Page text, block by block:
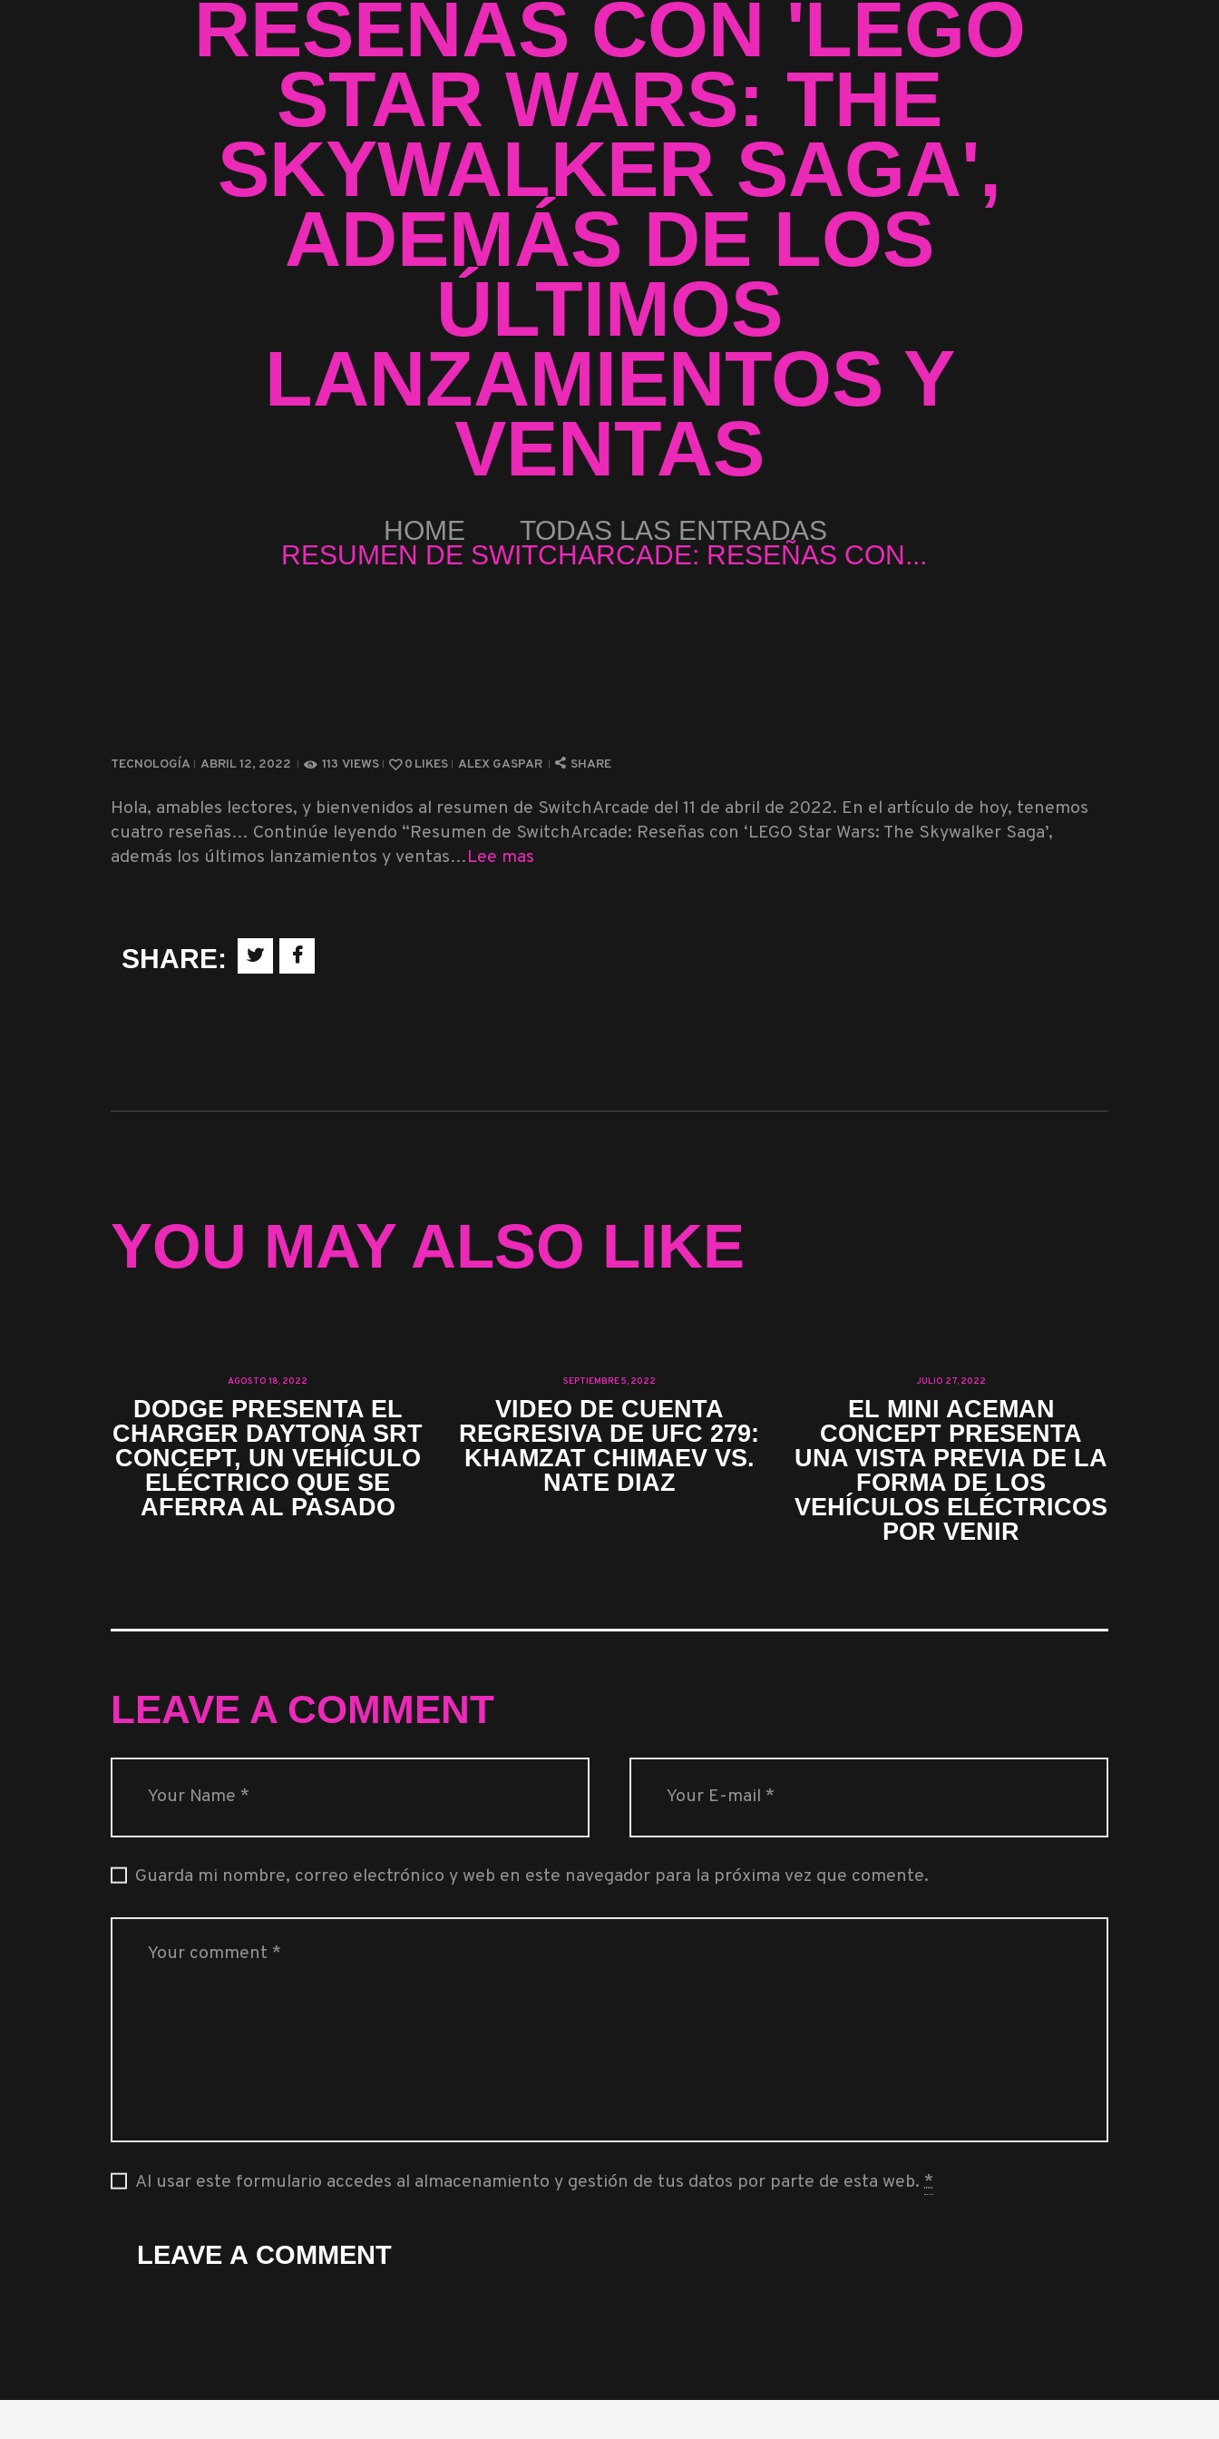
RESEÑAS CON 'LEGO
STAR WARS: THE
SKYWALKER SAGA',
ADEMÁS DE LOS
ÚLTIMOS
LANZAMIENTOS Y
VENTAS
HOME TODAS LAS ENTRADAS
RESUMEN DE SWITCHARCADE: RESEÑAS CON...
TECNOLOGÍA ABRIL 12, 2022 113 VIEWS 0 LIKES ALEX GASPAR SHARE
Hola, amables lectores, y bienvenidos al resumen de SwitchArcade del 11 de abril de 2022. En el artículo de hoy, tenemos
cuatro reseñas… Continúe leyendo “Resumen de SwitchArcade: Reseñas con ‘LEGO Star Wars: The Skywalker Saga’,
además los últimos lanzamientos y ventas…Lee mas
SHARE:
YOU MAY ALSO LIKE
AGOSTO 18, 2022
DODGE PRESENTA EL
CHARGER DAYTONA SRT
CONCEPT, UN VEHÍCULO
ELÉCTRICO QUE SE
AFERRA AL PASADO
SEPTIEMBRE 5, 2022
VIDEO DE CUENTA
REGRESIVA DE UFC 279:
KHAMZAT CHIMAEV VS.
NATE DIAZ
JULIO 27, 2022
EL MINI ACEMAN
CONCEPT PRESENTA
UNA VISTA PREVIA DE LA
FORMA DE LOS
VEHÍCULOS ELÉCTRICOS
POR VENIR
LEAVE A COMMENT
Guarda mi nombre, correo electrónico y web en este navegador para la próxima vez que comente.
Al usar este formulario accedes al almacenamiento y gestión de tus datos por parte de esta web.*